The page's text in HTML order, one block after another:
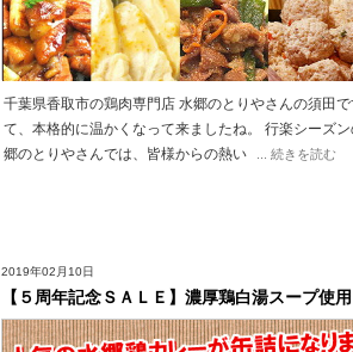
千葉県香取市の鶏肉専門店 水郷のとりやさんの須田
て、本格的に温かくなって来ましたね。 行楽シーズ
郷のとりやさんでは、皆様からの熱い
... 続きを読む
2019年02月10日
【５周年記念ＳＡＬＥ】濃厚鶏白湯スープ使